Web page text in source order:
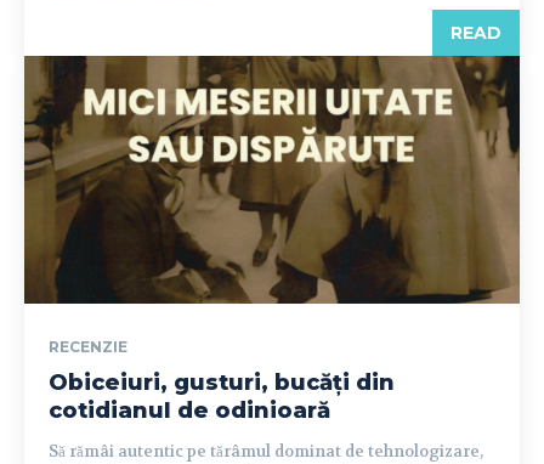
READ
RECENZIE
Obiceiuri, gusturi, bucăți din
cotidianul de odinioară
Să rămâi autentic pe tărâmul dominat de tehnologizare,